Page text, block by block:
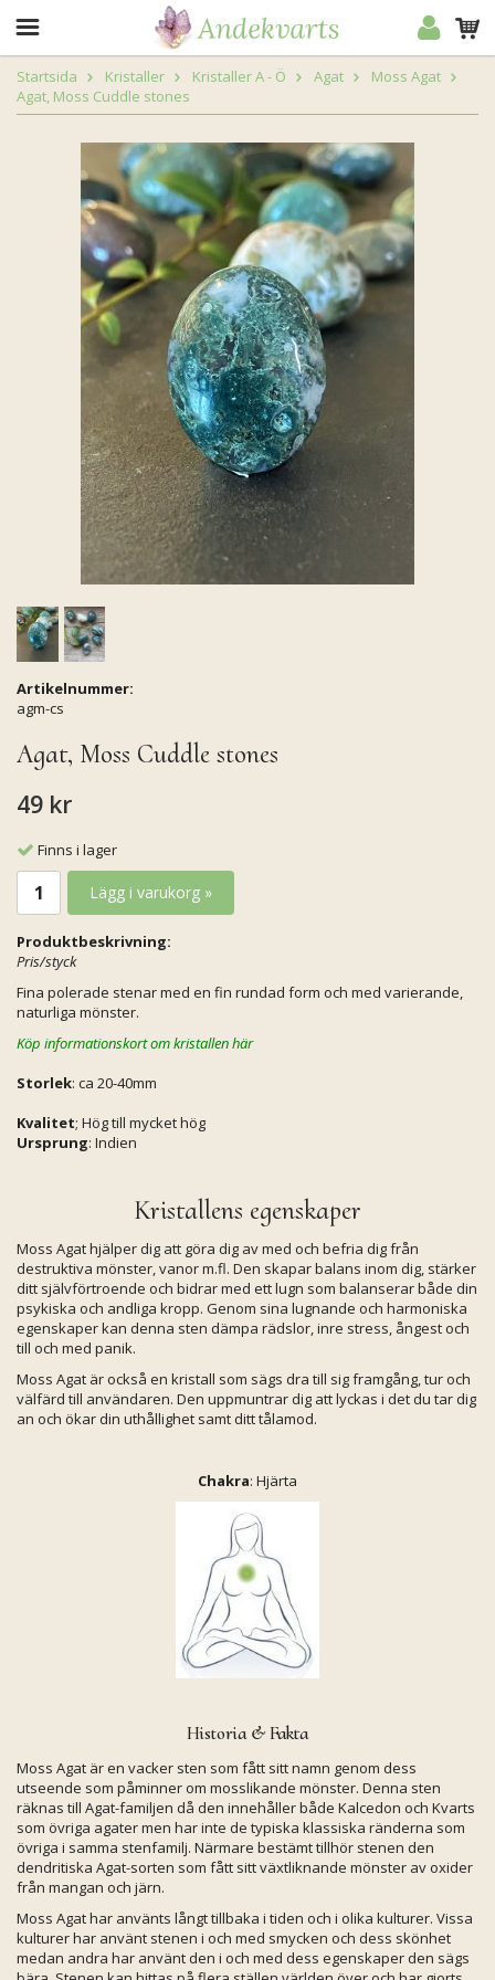
Startsida Kristaller Kristaller A - Ö Agat
Moss Agat
Agat, Moss Cuddle stones
Artikelnummer:
agm-cs
Agat, Moss Cuddle stones
49 kr
Finns i lager
Lägg i varukorg »
Produktbeskrivning:
Pris/styck
Fina polerade stenar med en fin rundad form och med varierande,
naturliga mönster.
Köp informationskort om kristallen här
Storlek: ca 20-40mm
Kvalitet; Hög till mycket hög
Ursprung: Indien
Kristallens egenskaper
Moss Agat hjälper dig att göra dig av med och befria dig från
destruktiva mönster, vanor m.fl. Den skapar balans inom dig, stärker
ditt självförtroende och bidrar med ett lugn som balanserar både din
psykiska och andliga kropp. Genom sina lugnande och harmoniska
egenskaper kan denna sten dämpa rädslor, inre stress, ångest och
till och med panik.
Moss Agat är också en kristall som sägs dra till sig framgång, tur och
välfärd till användaren. Den uppmuntrar dig att lyckas i det du tar dig
an och ökar din uthållighet samt ditt tålamod.
Chakra: Hjärta
Historia & Fakta
Moss Agat är en vacker sten som fått sitt namn genom dess
utseende som påminner om mosslikande mönster. Denna sten
räknas till Agat-familjen då den innehåller både Kalcedon och Kvarts
som övriga agater men har inte de typiska klassiska ränderna som
övriga i samma stenfamilj. Närmare bestämt tillhör stenen den
dendritiska Agat-sorten som fått sitt växtliknande mönster av oxider
från mangan och järn.
Moss Agat har använts långt tillbaka i tiden och i olika kulturer. Vissa
kulturer har använt stenen i och med smycken och dess skönhet
medan andra har använt den i och med dess egenskaper den sägs